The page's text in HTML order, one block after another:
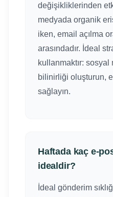
değişikliklerinden
medyada organik
iken, email açılma
arasındadır. İdeal
kullanmaktır:
bilinirliği oluşturun,
sağlayın.
Haftada kaç e-
idealdir?
İdeal gönderim